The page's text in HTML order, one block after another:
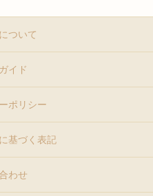
ついて
イド
ポリシー
基づく表記
わせ